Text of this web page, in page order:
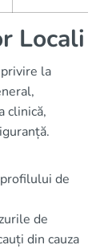
Locali
la
clinică,
de
de
din cauza